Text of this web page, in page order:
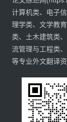
计算机类、电子
理学类、文学教
类、土木建筑类
流管理与工程类
等专业外文翻译